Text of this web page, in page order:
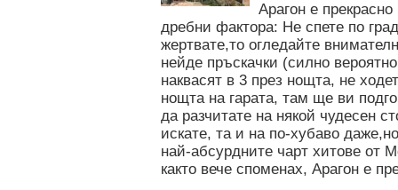
Арагон е
дребни фактора: Не спете по
жертвате,то огледайте
нейде пръскачки (силно
наквасят в 3 през нощта, не
нощта на гарата, там ще ви
да разчитате на някой чудесен
искате, та и на по-хубаво
най-абсурдните чарт хитове от
както вече споменах, Арагон е